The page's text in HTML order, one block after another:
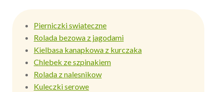
Pierniczki swiateczne
Rolada bezowa z jagodami
Kielbasa kanapkowa z kurczaka
Chlebek ze szpinakiem
Rolada z nalesnikow
Kuleczki serowe